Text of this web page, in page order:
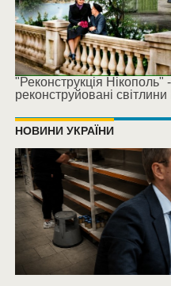
"Реконструкція Нікополь"
реконструйовані
НОВИНИ УКРАЇНИ